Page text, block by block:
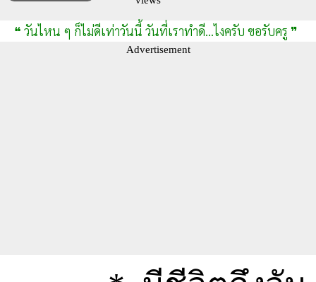
❝ วันไหน ๆ ก็ไม่ดีเท่าวันนี้ วันที่เราทำดี...ไงครับ ขอรับครู ❞
Advertisement